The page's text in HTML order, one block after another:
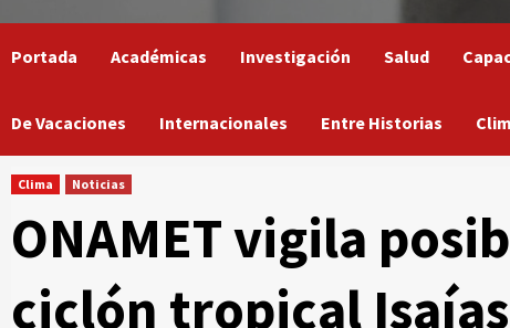
Portada Académicas Investigación Salud
De Vacaciones Internacionales Entre Historias
Clima Noticias
ONAMET vigila
ciclón tropical Isaías